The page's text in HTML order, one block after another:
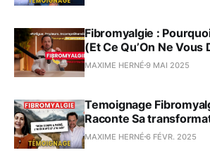
Fibromyalgie :
(Et Ce Qu’On Ne Vous
MAXIME HERNÉ 9 MAI 2025
Temoignage
Raconte Sa
MAXIME HERNÉ 6 FÉVR. 2025